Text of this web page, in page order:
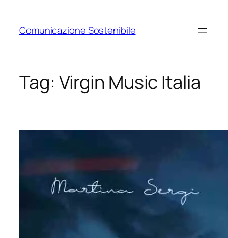
contenuto
Comunicazione Sostenibile
Tag: Virgin Music Italia